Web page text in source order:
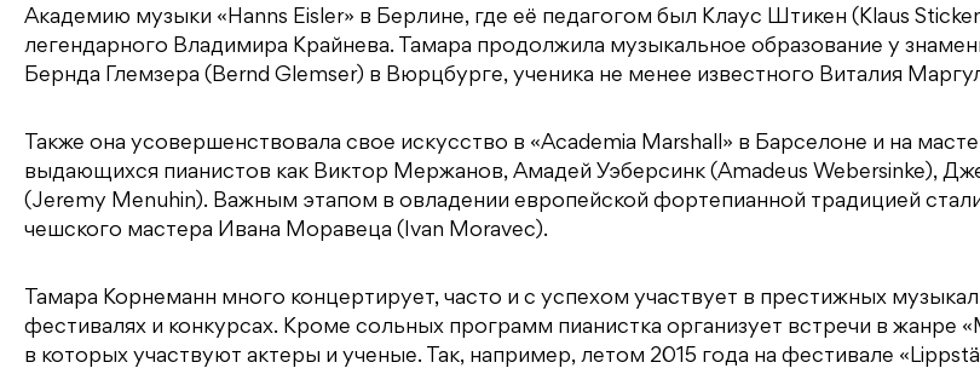
Академию музыки «Hanns Eisler» в Берлине, где её педагогом был Клаус Штикен (Klaus
легендарного Владимира Крайнева. Тамара продолжила музыкальное образование у
Бернда Глемзера (Bernd Glemser) в Вюрцбурге, ученика не менее известного Виталия
Также она усовершенствовала свое искусство в «Academia Marshall» в Барселоне и на
выдающихся пианистов как Виктор Мержанов, Амадей Уэберсинк (Amadeus Webersinke),
(Jeremy Menuhin). Важным этапом в овладении европейской фортепианной традицией
чешского мастера Ивана Моравеца (Ivan Moravec).
Тамара Корнеманн много концертирует, часто и с успехом участвует в престижных
фестивалях и конкурсах. Кроме сольных программ пианистка организует встречи в жанре
в которых участвуют актеры и ученые. Так, например, летом 2015 года на фестивале